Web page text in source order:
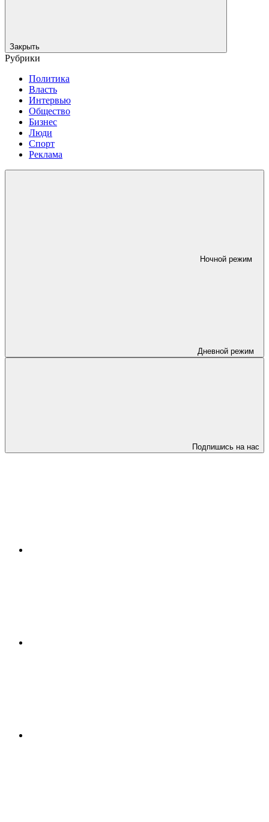
Закрыть
Рубрики
Политика
Власть
Интервью
Общество
Бизнес
Люди
Спорт
Реклама
Ночной режим
Дневной режим
Подпишись на нас